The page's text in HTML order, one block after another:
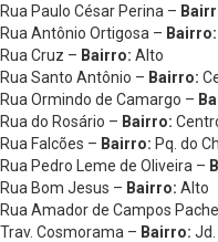
Rua Paulo César Perina –
Rua Antônio Ortigosa – Bairro:
Rua Cruz – Bairro: Alto
Rua Santo Antônio – Bairro:
Rua Ormindo de Camargo –
Rua do Rosário – Bairro:
Rua Falcões – Bairro: Pq. do
Rua Pedro Leme de Oliveira –
Rua Bom Jesus – Bairro: Alto
Rua Amador de Campos
Trav. Cosmorama – Bairro: Jd.